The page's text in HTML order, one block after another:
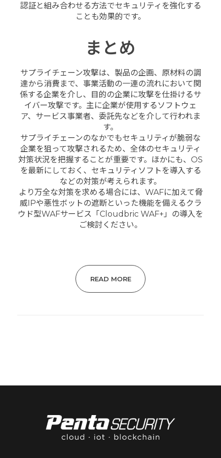
認証と組み合わせる方法でセキュリティを強化する
ことも効果的です。
まとめ
サプライチェーン攻撃は、製品の企画、原材料の調
達から消費まで、事業活動の一連の流れにおいて関
係する企業を介し、目的の企業に攻撃を仕掛けるサ
イバー攻撃です。主に企業が使用するソフトウェ
ア、サービス事業者、委託先などを介して行われま
す。
サプライチェーンのなかでもセキュリティが脆弱な
企業を狙って攻撃されるため、全体のセキュリティ
対策状況を把握することが重要です。ほかにも、OS
を最新にしておく、セキュリティソフトを導入する
などの対策が考えられます。
より万全な対策を求める場合には、WAFに加えて脅
威IPや悪性ボットの遮断といった機能を備えるクラ
ウド型WAFサービス「Cloudbric WAF+」の導入を
ご検討ください。
READ MORE